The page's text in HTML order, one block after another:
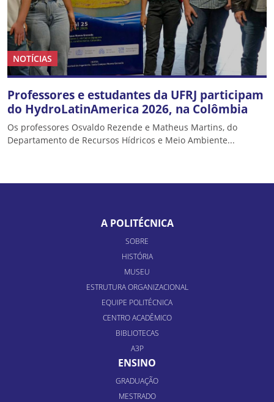
NOTÍCIAS
Professores e estudantes da UFRJ participam
do HydroLatinAmerica 2026, na Colômbia
Os professores Osvaldo Rezende e Matheus Martins, do
Departamento de Recursos Hídricos e Meio Ambiente...
A POLITÉCNICA
SOBRE
HISTÓRIA
MUSEU
ESTRUTURA ORGANIZACIONAL
EQUIPE POLITÉCNICA
CENTRO ACADÊMICO
BIBLIOTECAS
A3P
ENSINO
GRADUAÇÃO
MESTRADO